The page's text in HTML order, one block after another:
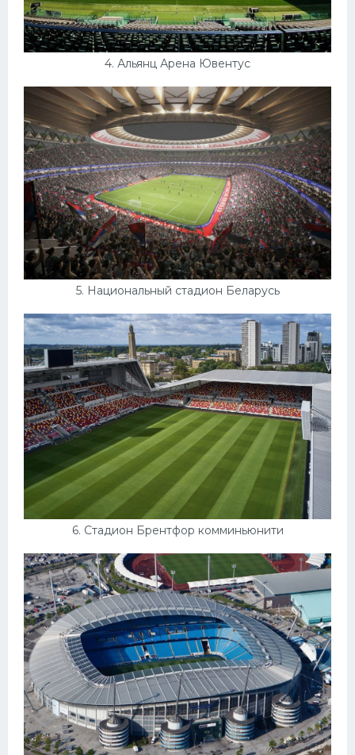
4. Альянц Арена Ювентус
5. Национальный стадион Беларусь
6. Стадион Брентфор комминьюнити